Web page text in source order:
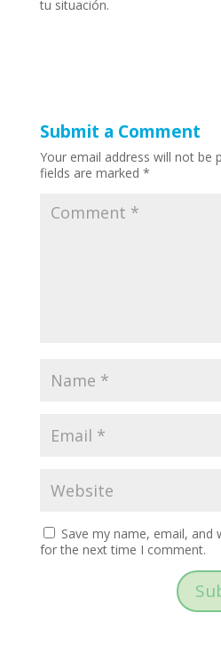
tu situación.
Submit a Comment
Your email address will not be
fields are marked *
Save my name, email, and
for the next time I comment.